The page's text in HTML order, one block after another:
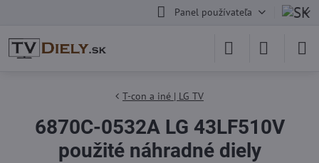
Panel používateľa
T-con a iné | LG TV
6870C-0532A LG 43LF510V
použité náhradné diely